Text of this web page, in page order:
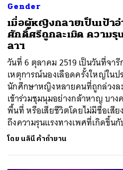
Gender
เมื่อผู้หญิงกลายเป็นเป้าอ
ศักดิ์ศรีถูกละเมิด ความรุ
ลาฯ
วันที่ 6 ตุลาคม 2519 เป็นวันที่จารึ
เหตุการณ์นองเลือดครั้งใหญ่ใน
นักศึกษาหญิงหลายคนที่ถูกล่วงล
เข้าร่วมชุมนุมอย่างกล้าหาญ บา
พื้นที่ หรือเสียชีวิตโดยไม่มีชื่อเสี
ถึงความรุนแรงทางเพศที่เกิดขึ้นกั
โดย นลินี ค้ากำยาน